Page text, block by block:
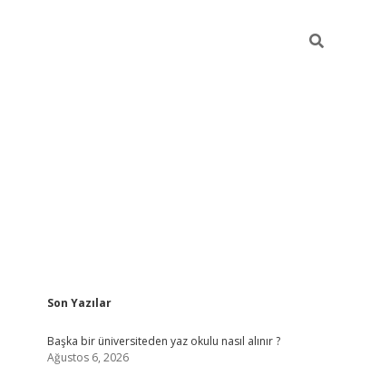
Sidebar
Son Yazılar
Başka bir üniversiteden yaz okulu nasıl alınır ?
Ağustos 6, 2026